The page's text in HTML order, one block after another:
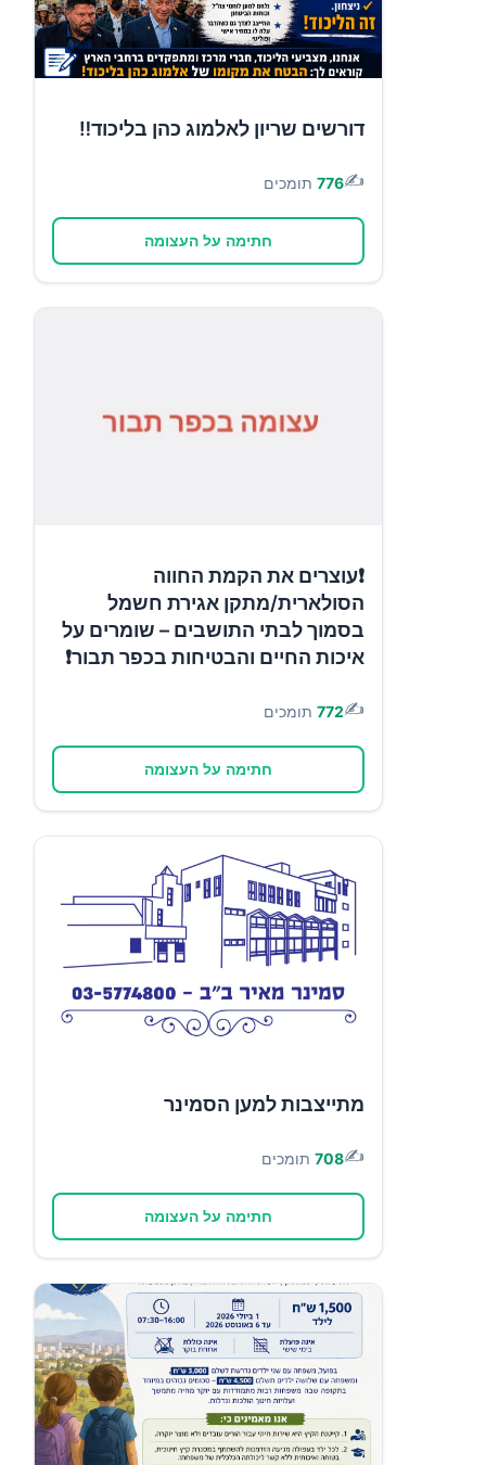
דורשים שריון לאלמוג כהן בליכוד‼️
✍️
776 תומכים
חתימה על העצומה
❗עוצרים את הקמת החווה
הסולארית/מתקן אגירת חשמל
בסמוך לבתי התושבים – שומרים על
איכות החיים והבטיחות בכפר תבור❗
✍️
772 תומכים
חתימה על העצומה
מתייצבות למען הסמינר
✍️
708 תומכים
חתימה על העצומה